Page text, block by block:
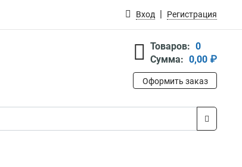
Вход Регистрация
Товаров: 0
Сумма: 0,00 ₽
Оформить заказ